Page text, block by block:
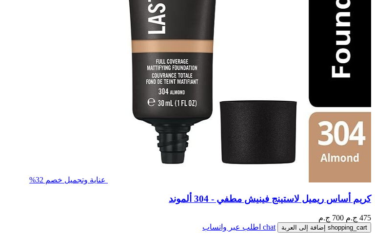
عناية وتجميل خصم 32%
كريم أساس ريميل لاستينج فينيش مطفي - 304 ألموند
475 ج.م 700 ج.م
shopping_cart إضافة إلى العربة chat اطلب عبر واتساب